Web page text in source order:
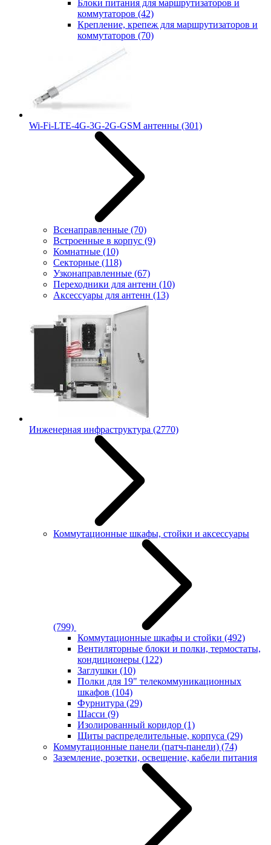
Блоки питания для маршрутизаторов и
коммутаторов (42)
Крепление, крепеж для маршрутизаторов и
коммутаторов (70)
Wi-Fi-LTE-4G-3G-2G-GSM антенны (301)
Всенаправленные (70)
Встроенные в корпус (9)
Комнатные (10)
Секторные (118)
Узконаправленные (67)
Переходники для антенн (10)
Аксессуары для антенн (13)
Инженерная инфраструктура (2770)
Коммутационные шкафы, стойки и аксессуары
(799)
Коммутационные шкафы и стойки (492)
Вентиляторные блоки и полки, термостаты,
кондиционеры (122)
Заглушки (10)
Полки для 19" телекоммуникационных
шкафов (104)
Фурнитура (29)
Шасси (9)
Изолированный коридор (1)
Щиты распределительные, корпуса (29)
Коммутационные панели (патч-панели) (74)
Заземление, розетки, освещение, кабели питания